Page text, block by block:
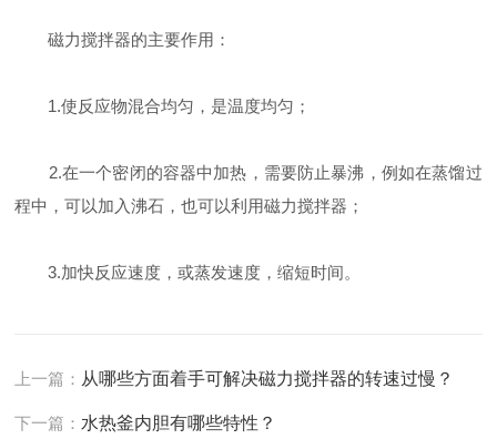
磁力搅拌器的主要作用：
1.使反应物混合均匀，是温度均匀；
2.在一个密闭的容器中加热，需要防止暴沸，例如在蒸馏过
程中，可以加入沸石，也可以利用磁力搅拌器；
3.加快反应速度，或蒸发速度，缩短时间。
上一篇： 从哪些方面着手可解决磁力搅拌器的转速过慢？
下一篇： 水热釜内胆有哪些特性？